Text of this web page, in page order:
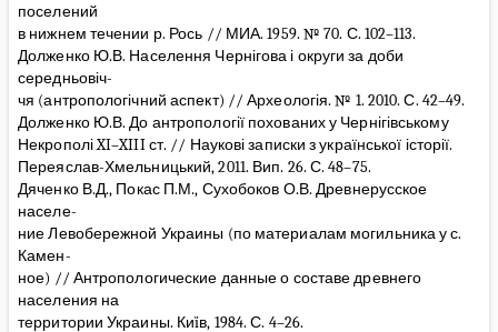
поселений
в нижнем течении р. Рось // МИА. 1959. № 70. С. 102–113.
Долженко Ю.В. Населення Чернігова і округи за доби
середньовіч-
чя (антропологічний аспект) // Археологія. № 1. 2010. С. 42–49.
Долженко Ю.В. До антропології похованих у Чернігівському
Некрополі XI–XIII ст. // Наукові записки з української історії.
Переяслав-Хмельницький, 2011. Вип. 26. С. 48–75.
Дяченко В.Д., Покас П.М., Сухобоков О.В. Древнерусское
населе-
ние Левобережной Украины (по материалам могильника у с.
Камен-
ное) // Антропологические данные о составе древнего
населения на
территории Украины. Киïв, 1984. С. 4–26.